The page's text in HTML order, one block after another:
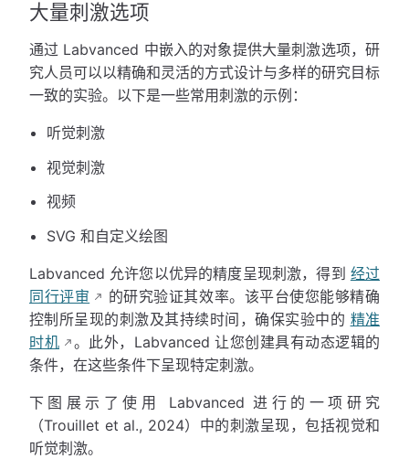
大量刺激选项
通过 Labvanced 中嵌入的对象提供大量刺激选项，研
究人员可以以精确和灵活的方式设计与多样的研究目标
一致的实验。以下是一些常用刺激的示例：
听觉刺激
视觉刺激
视频
SVG 和自定义绘图
Labvanced 允许您以优异的精度呈现刺激，得到 经过
同行评审
的研究验证其效率。该平台使您能够精确
控制所呈现的刺激及其持续时间，确保实验中的 精准
时机
。此外，Labvanced 让您创建具有动态逻辑的
条件，在这些条件下呈现特定刺激。
下图展示了使用 Labvanced 进行的一项研究
（Trouillet et al., 2024）中的刺激呈现，包括视觉和
听觉刺激。